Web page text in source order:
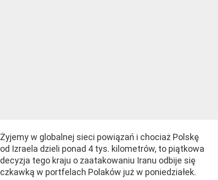
Żyjemy w globalnej sieci powiązań i chociaż Polskę
od Izraela dzieli ponad 4 tys. kilometrów, to piątkowa
decyzja tego kraju o zaatakowaniu Iranu odbije się
czkawką w portfelach Polaków już w poniedziałek.